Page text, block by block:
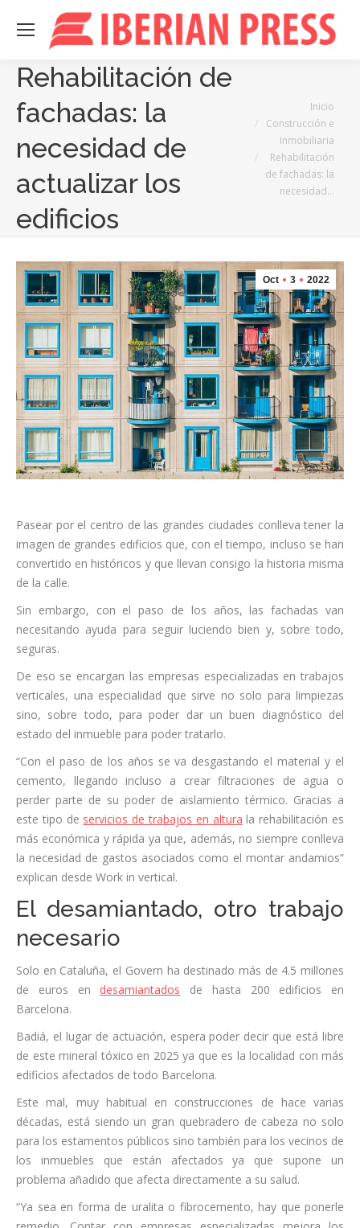
Rehabilitación de
fachadas: la
necesidad de
actualizar los
edificios
Inicio
Construcción e
Inmobiliaria
Rehabilitación
de fachadas: la
necesidad…
Oct 3 2022
Pasear por el centro de las grandes ciudades conlleva tener la
imagen de grandes edificios que, con el tiempo, incluso se han
convertido en históricos y que llevan consigo la historia misma
de la calle.
Sin embargo, con el paso de los años, las fachadas van
necesitando ayuda para seguir luciendo bien y, sobre todo,
seguras.
De eso se encargan las empresas especializadas en trabajos
verticales, una especialidad que sirve no solo para limpiezas
sino, sobre todo, para poder dar un buen diagnóstico del
estado del inmueble para poder tratarlo.
“Con el paso de los años se va desgastando el material y el
cemento, llegando incluso a crear filtraciones de agua o
perder parte de su poder de aislamiento térmico. Gracias a
este tipo de servicios de trabajos en altura la rehabilitación es
más económica y rápida ya que, además, no siempre conlleva
la necesidad de gastos asociados como el montar andamios”
explican desde Work in vertical.
El desamiantado, otro trabajo
necesario
Solo en Cataluña, el Govern ha destinado más de 4.5 millones
de euros en desamiantados de hasta 200 edificios en
Barcelona.
Badiá, el lugar de actuación, espera poder decir que está libre
de este mineral tóxico en 2025 ya que es la localidad con más
edificios afectados de todo Barcelona.
Este mal, muy habitual en construcciones de hace varias
décadas, está siendo un gran quebradero de cabeza no solo
para los estamentos públicos sino también para los vecinos de
los inmuebles que están afectados ya que supone un
problema añadido que afecta directamente a su salud.
“Ya sea en forma de uralita o fibrocemento, hay que ponerle